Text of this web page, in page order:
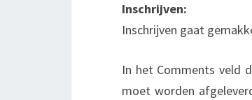
Inschrijven:
Inschrijven gaat
In het Comments veld
moet worden